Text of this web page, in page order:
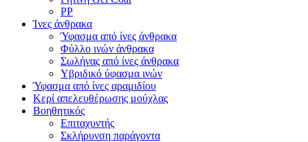
PP
Ίνες άνθρακα
Ύφασμα από ίνες άνθρακα
Φύλλο ινών άνθρακα
Σωλήνας από ίνες άνθρακα
Υβριδικό ύφασμα ινών
Ύφασμα από ίνες αραμιδίου
Κερί απελευθέρωσης μούχλας
Βοηθητικός
Επιταχυντής
Σκλήρυνση παράγοντα